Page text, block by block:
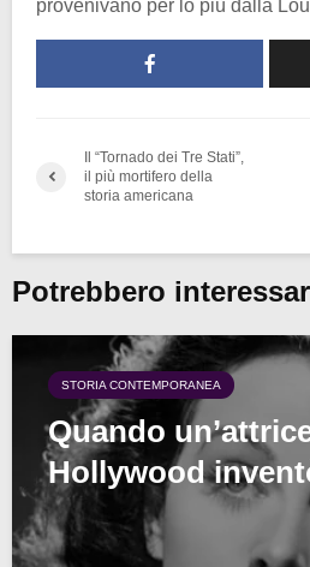
provenivano per lo più dalla
Il “Tornado dei Tre Stati”,
il più mortifero della
storia americana
Potrebbero
STORIA CONTEMPORANEA
Quando
Hollywood